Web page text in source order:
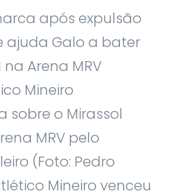
após expulsão
ajuda Galo a bater
Arena MRV
Mineiro
o Mirassol
MRV pelo
(Foto: Pedro
Mineiro venceu